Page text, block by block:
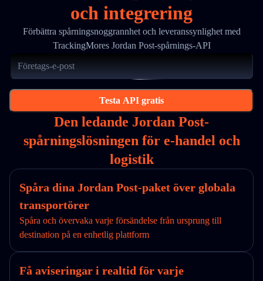
och integrering
Förbättra spårningsnoggrannhet och leveranssynlighet med
TrackingMores Jordan Post-spårnings-API
Testa API gratis
Den ledande Jordan Post-
spårningslösningen för e-handel och
logistik
Spåra dina Jordan Post-paket över globala
transportörer
Spåra och övervaka varje försändelse från ursprung till
destination på en enhetlig plattform
Få aviseringar i realtid för varje